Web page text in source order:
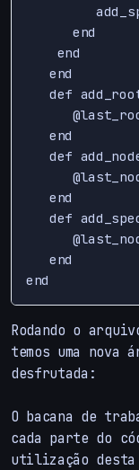
      end
    end
   end
def
   end
def
   end
def
   end
Rodando o
temos uma nova
desfrutada:
O bacana de
cada parte do
utilização desta